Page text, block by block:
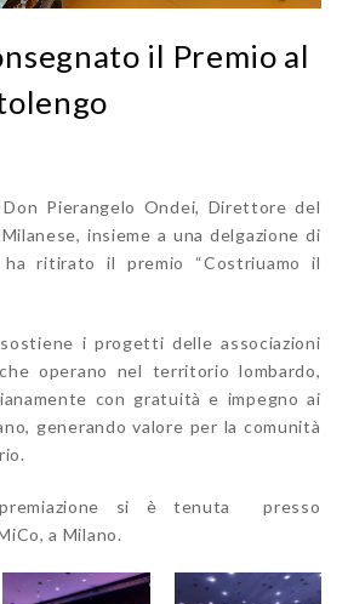
il Premio al
Don Pierangelo Ondei, Direttore del
insieme a una delgazione di
ritirato il premio “Costriuamo il
i progetti delle associazioni
operano nel territorio lombardo,
con gratuità e impegno ai
generando valore per la comunità
si è tenuta presso
a Milano.